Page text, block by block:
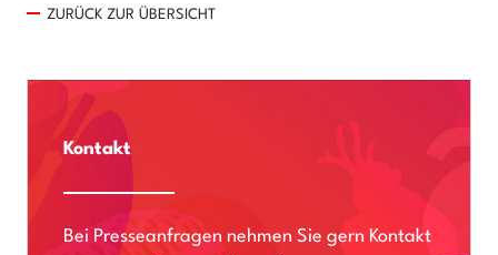
ZURÜCK ZUR ÜBERSICHT
Kontakt
Bei Presseanfragen nehmen Sie gern Kontakt